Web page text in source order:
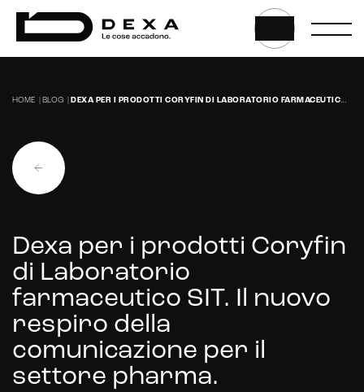
E-commerce store
Marketplace for selling
Marketplace integration
Payment gateway integration
Customer service management
HOME BLOG DEXA PER I PRODOTTI CORYFIN DI LABORATORIO FARMACEUTICO SIT. IL NUOVO RESPIRO DELLA COMUNICAZIONE PER IL SETTORE PHARMA.
Dexa per i prodotti Coryfin
di Laboratorio
farmaceutico SIT. Il nuovo
respiro della
comunicazione per il
settore pharma.